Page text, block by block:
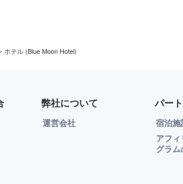
ホテル (Blue Moon Hotel)
弊社について
運営会社
パー
宿泊施
アフ
グラ